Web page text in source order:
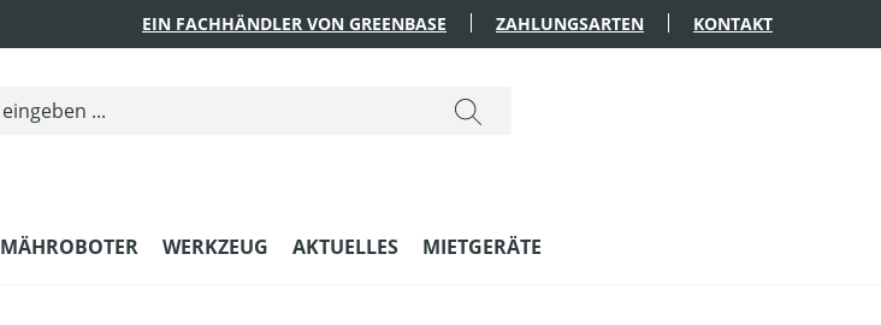
EIN FACHHÄNDLER VON GREENBASE ZAHLUNGSARTEN KONTAKT
MÄHROBOTER WERKZEUG AKTUELLES MIETGERÄTE